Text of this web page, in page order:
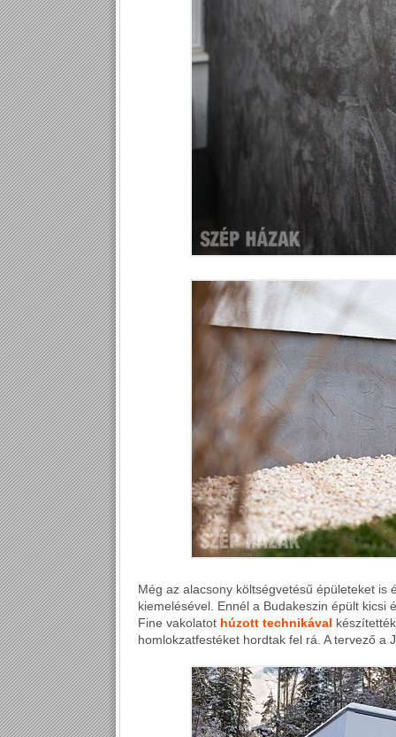
Még az alacsony költségvetésű épületeket
kiemelésével. Ennél a Budakeszin épült kicsi
Fine vakolatot húzott technikával
homlokzatfestéket hordtak fel rá. A tervező a